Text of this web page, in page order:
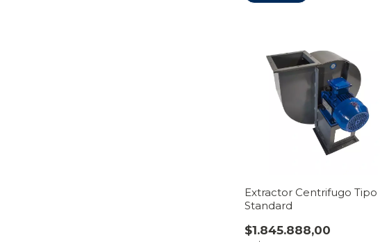
Extractor Centrifugo Tipo
Standard
$1.845.888,00